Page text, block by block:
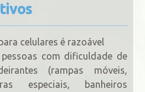
celulares é razoável
com dificuldade de
(rampas móveis,
especiais, banheiros